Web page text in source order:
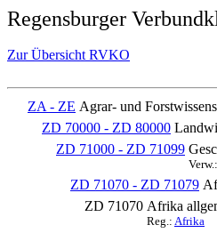
Regensburger
Zur Übersicht RVKO
ZA - ZE Agrar- und
ZD 70000 - ZD 80000
ZD 71000 - ZD 71099
ZD 71070 - ZD 71079
ZD 71070 Afrika
Reg.: Afrika